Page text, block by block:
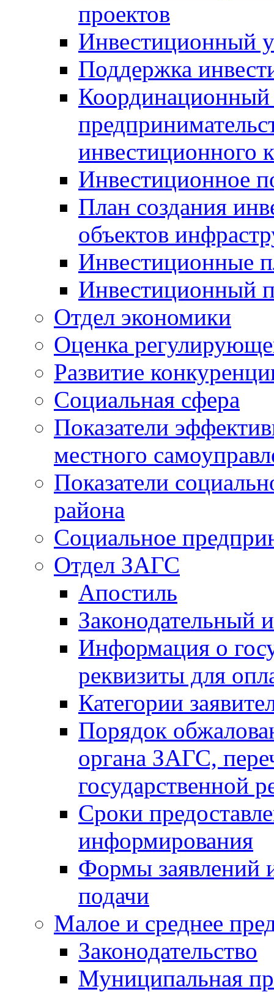
проектов
Инвестиционный
Поддержка
Координационный
инвестиционного
Инвестиционное
План создания
объектов
Инвестиционные
Инвестиционный
Отдел экономики
Оценка
Развитие
Социальная сфера
Показатели
местного
Показатели
района
Социальное
Отдел ЗАГС
Апостиль
Законодательный
Информация о
реквизиты для
Категории
Порядок
органа ЗАГС,
государственной
Сроки
информирования
Формы заявлений
подачи
Малое и среднее
Законодательство
Муниципальная